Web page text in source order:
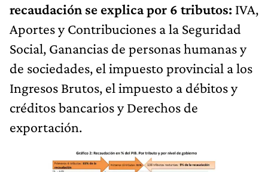
recaudación se explica por 6 tributos: IVA,
Aportes y Contribuciones a la Seguridad
Social, Ganancias de personas humanas y
de sociedades, el impuesto provincial a los
Ingresos Brutos, el impuesto a débitos y
créditos bancarios y Derechos de
exportación.